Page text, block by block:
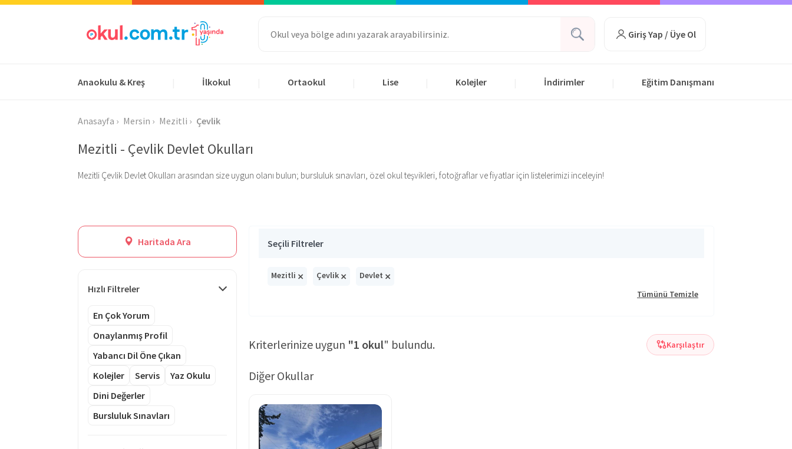
Giriş Yap / Üye Ol
Anaokulu & Kreş İlkokul Ortaokul Lise Kolejler İndirimler Eğitim Danışmanı
Anasayfa Mersin Mezitli Çevlik
Mezitli - Çevlik Devlet Okulları
Mezitli Çevlik Devlet Okulları arasından size uygun olanı bulun; bursluluk sınavları, özel okul teşvikleri, fotoğraflar ve fiyatlar için listelerimizi inceleyin!
Haritada Ara
Hızlı Filtreler
En Çok Yorum
Onaylanmış Profil
Yabancı Dil Öne Çıkan
Kolejler
Servis
Yaz Okulu
Dini Değerler
Bursluluk Sınavları
Seçili Filtreler
Mezitli × Çevlik × Devlet ×
Tümünü Temizle
Kriterlerinize uygun "1 okul" bulundu. Karşılaştır
Diğer Okullar